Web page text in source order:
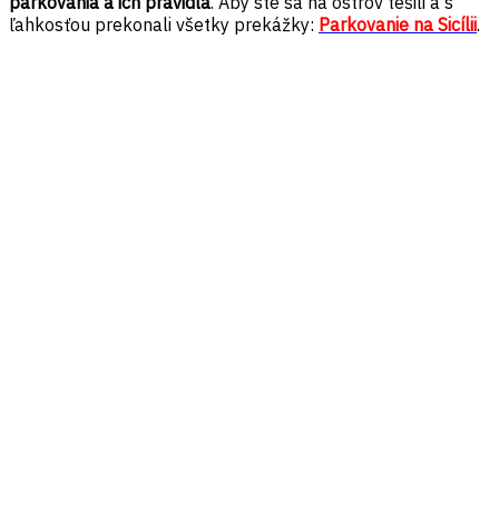
ľahkosťou prekonali všetky prekážky: Parkovanie na Sicílii.